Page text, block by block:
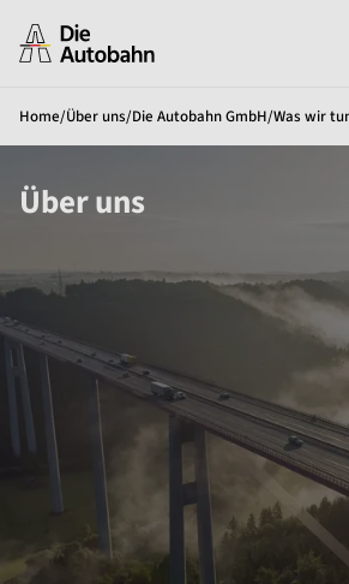
Home/Über uns/Die Autobahn GmbH/Was wir
Über uns